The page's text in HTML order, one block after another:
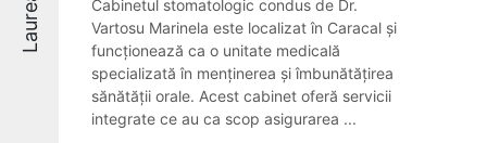
Laureați
Cabinetul stomatologic condus de Dr.
Vartosu Marinela este localizat în Caracal și
funcționează ca o unitate medicală
specializată în menținerea și îmbunătățirea
sănătății orale. Acest cabinet oferă servicii
integrate ce au ca scop asigurarea ...